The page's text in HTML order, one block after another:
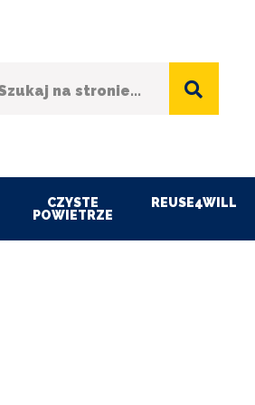
CZYSTE
POWIETRZE
REUSE4WILL